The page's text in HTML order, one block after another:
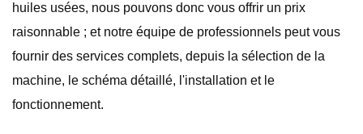
huiles usées, nous pouvons donc vous offrir un prix
raisonnable ; et notre équipe de professionnels peut vous
fournir des services complets, depuis la sélection de la
machine, le schéma détaillé, l'installation et le
fonctionnement.